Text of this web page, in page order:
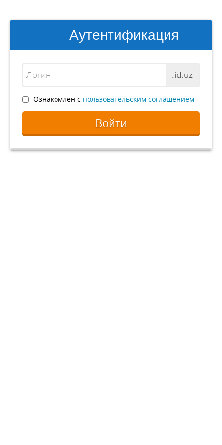
Аутентификация
.id.uz
Ознакомлен с пользовательским соглашением
Войти